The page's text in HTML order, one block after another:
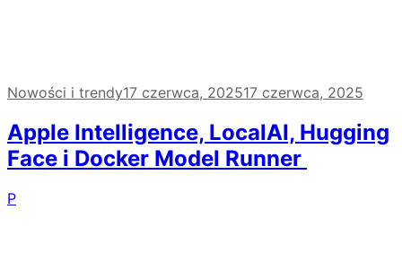
Nowości i trendy17 czerwca, 202517 czerwca, 2025
Apple Intelligence, LocalAI, Hugging
Face i Docker Model Runner
P